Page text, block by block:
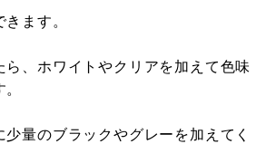
ます。
、ホワイトやクリアを加えて色味
量のブラックやグレーを加えてく